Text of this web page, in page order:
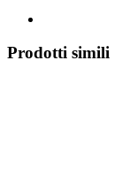
Prodotti simili